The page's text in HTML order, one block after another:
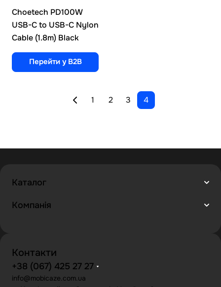
Choetech PD100W
USB-C to USB-C Nylon
Cable (1.8m) Black
Перейти у B2B
1 2 3 4
Каталог
Компанія
Контакти
+38 (067) 425 27 27
info@mobicaze.com.ua